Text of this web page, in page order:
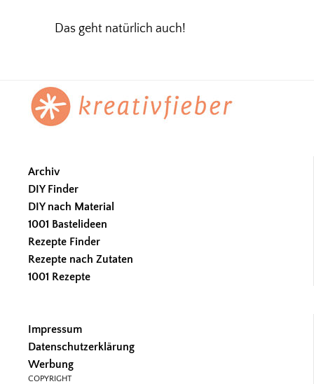
Das geht natürlich auch!
Footer
Archiv
DIY Finder
DIY nach Material
1001 Bastelideen
Rezepte Finder
Rezepte nach Zutaten
1001 Rezepte
Impressum
Datenschutzerklärung
Werbung
COPYRIGHT